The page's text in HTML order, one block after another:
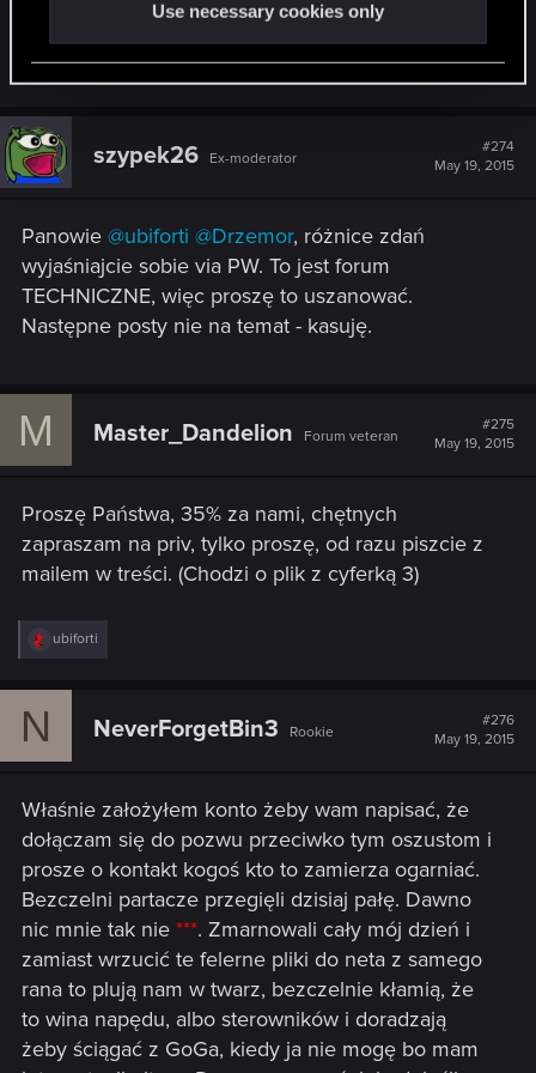
Use necessary cookies only
plik. Drugie podejście do instalacji w drodze... Nie
tego się spodziewałem...
szypek26 Ex-moderator
#274
May 19, 2015
Panowie @ubiforti @Drzemor, różnice zdań
wyjaśniajcie sobie via PW. To jest forum
TECHNICZNE, więc proszę to uszanować.
Następne posty nie na temat - kasuję.
M Master_Dandelion Forum veteran
#275
May 19, 2015
Proszę Państwa, 35% za nami, chętnych
zapraszam na priv, tylko proszę, od razu piszcie z
mailem w treści. (Chodzi o plik z cyferką 3)
R
e
c
:
ubiforti
N NeverForgetBin3 Rookie
#276
May 19, 2015
Właśnie założyłem konto żeby wam napisać, że
dołączam się do pozwu przeciwko tym oszustom i
prosze o kontakt kogoś kto to zamierza ogarniać.
Bezczelni partacze przegięli dzisiaj pałę. Dawno
nic mnie tak nie ***. Zmarnowali cały mój dzień i
zamiast wrzucić te felerne pliki do neta z samego
rana to plują nam w twarz, bezczelnie kłamią, że
to wina napędu, albo sterowników i doradzają
żeby ściągać z GoGa, kiedy ja nie mogę bo mam